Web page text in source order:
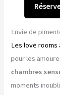
Envie de
Les love rooms
pour les
chambres
moments